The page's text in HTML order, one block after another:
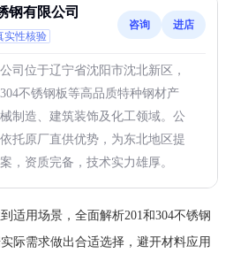
钢有限公司
实性核验
咨询 进店
司位于辽宁省沈阳市沈北新区，
不锈钢板等高品质特种钢材产
制造、建筑装饰及化工领域。公
托原厂直供优势，为东北地区提
，资质完备，技术实力雄厚。
适用场景，全面解析201和304不锈钢
际需求做出合适选择，避开材料应用